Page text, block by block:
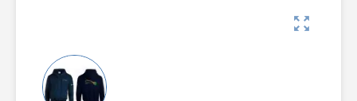
zoom_out_map